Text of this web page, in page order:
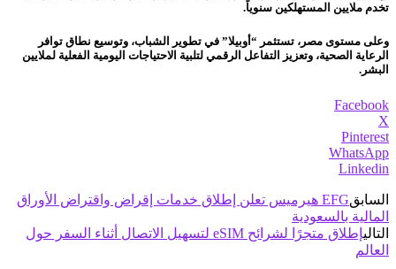
تخدم ملايين المستهلكين سنوياً.
وعلى مستوى مصر، تستثمر “أوبيلا” في تطوير الشباب، وتوسيع نطاق توافر
الرعاية الصحية، وتعزيز التفاعل الرقمي لتلبية الاحتياجات اليومية الفعلية لملايين
البشر.
Facebook
X
Pinterest
WhatsApp
Linkedin
السابق
EFG هيرميس تعلن إطلاق خدمات إقراض واقتراض الأوراق
المالية بالسعودية
التالي
إطلاق متجرًا لشرائح eSIM لتسهيل الاتصال أثناء السفر حول
العالم